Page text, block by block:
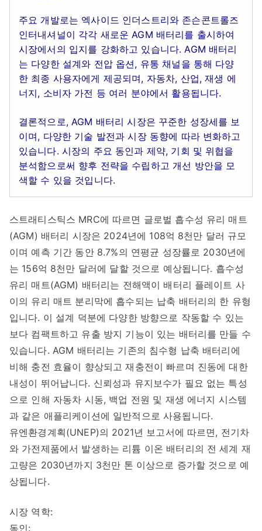
주요 개발로는 엑사이드 인더스트리와 존슨콘트롤즈
인터내셔널이 각각 새로운 AGM 배터리를 출시하여
시장에서의 입지를 강화하고 있습니다. AGM 배터리
는 다양한 설계와 전압 옵션, 유통 채널을 통해 다양
한 최종 사용자에게 제공되며, 자동차, 산업, 재생 에
너지, 소비자 가전 등 여러 분야에서 활용됩니다.
결론적으로, AGM 배터리 시장은 꾸준한 성장세를 보
이며, 다양한 기술 발전과 시장 동향에 따라 변화하고
있습니다. 시장의 주요 동인과 제약, 기회 및 위협을
분석함으로써 향후 전략을 수립하고 개선 방안을 모
색할 수 있을 것입니다.
스트래티스틱스 MRC에 따르면 글로벌 흡수성 유리 매트
(AGM) 배터리 시장은 2024년에 108억 8천만 달러 규모
이며 예측 기간 동안 8.7%의 연평균 성장률로 2030년에
는 156억 8천만 달러에 달할 것으로 예상됩니다. 흡수성
유리 매트(AGM) 배터리는 전해액이 배터리 플레이트 사
이의 유리 매트 분리막에 흡수되는 납축 배터리의 한 유형
입니다. 이 설계 덕분에 다양한 방향으로 작동할 수 있는
보다 컴팩트하고 유출 방지 기능이 있는 배터리를 만들 수
있습니다. AGM 배터리는 기존의 침수형 납축 배터리에
비해 충전 효율이 향상되고 재충전이 빠르며 진동에 대한
내성이 뛰어납니다. 신뢰성과 유지보수가 필요 없는 특성
으로 인해 자동차 시동, 백업 전원 및 재생 에너지 시스템
과 같은 애플리케이션에 일반적으로 사용됩니다.
유엔환경계획(UNEP)의 2021년 보고서에 따르면, 전기차
와 가전제품에서 발생하는 리튬 이온 배터리의 전 세계 재
고량은 2030년까지 3천만 톤 이상으로 증가할 것으로 예
상됩니다.
시장 역학:
동인: